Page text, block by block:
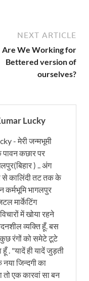
NEXT ARTICLE
Are We Working for
Bettered version of
ourselves?
Lucky
- मेरी जन्मभूमी
पावन कछार पर
) .. अंग
से कालिंदी तट तक के
कर्मभूमि भागलपुर
मार्केटिंग
में खोया रहने
व्यक्ति हूँ. बस
कुछ रंगों को समेटे टूटे
. "यादें ही यादें जुड़ती
नया जिन्दगी का
एक कारवां सा बन